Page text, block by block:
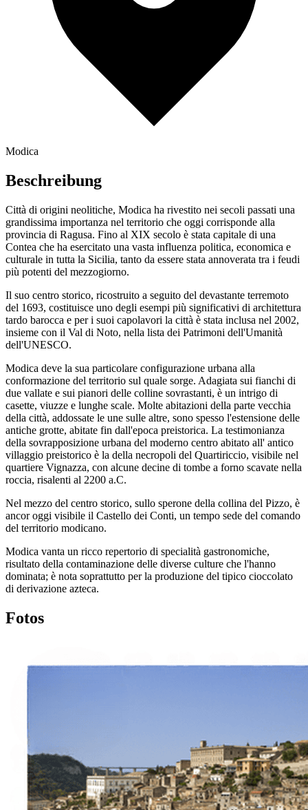
Modica
Beschreibung
Città di origini neolitiche, Modica ha rivestito nei secoli passati una
grandissima importanza nel territorio che oggi corrisponde alla
provincia di Ragusa. Fino al XIX secolo è stata capitale di una
Contea che ha esercitato una vasta influenza politica, economica e
culturale in tutta la Sicilia, tanto da essere stata annoverata tra i feudi
più potenti del mezzogiorno.
Il suo centro storico, ricostruito a seguito del devastante terremoto
del 1693, costituisce uno degli esempi più significativi di architettura
tardo barocca e per i suoi capolavori la città è stata inclusa nel 2002,
insieme con il Val di Noto, nella lista dei Patrimoni dell'Umanità
dell'UNESCO.
Modica deve la sua particolare configurazione urbana alla
conformazione del territorio sul quale sorge. Adagiata sui fianchi di
due vallate e sui pianori delle colline sovrastanti, è un intrigo di
casette, viuzze e lunghe scale. Molte abitazioni della parte vecchia
della città, addossate le une sulle altre, sono spesso l'estensione delle
antiche grotte, abitate fin dall'epoca preistorica. La testimonianza
della sovrapposizione urbana del moderno centro abitato all' antico
villaggio preistorico è la della necropoli del Quartiriccio, visibile nel
quartiere Vignazza, con alcune decine di tombe a forno scavate nella
roccia, risalenti al 2200 a.C.
Nel mezzo del centro storico, sullo sperone della collina del Pizzo, è
ancor oggi visibile il Castello dei Conti, un tempo sede del comando
del territorio modicano.
Modica vanta un ricco repertorio di specialità gastronomiche,
risultato della contaminazione delle diverse culture che l'hanno
dominata; è nota soprattutto per la produzione del tipico cioccolato
di derivazione azteca.
Fotos